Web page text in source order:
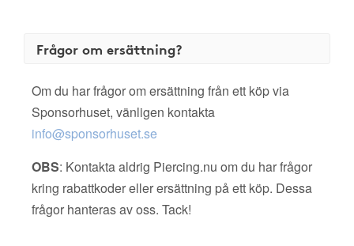
Frågor om ersättning?
Om du har frågor om ersättning från ett köp via
Sponsorhuset, vänligen kontakta
info@sponsorhuset.se
OBS: Kontakta aldrig Piercing.nu om du har frågor
kring rabattkoder eller ersättning på ett köp. Dessa
frågor hanteras av oss. Tack!